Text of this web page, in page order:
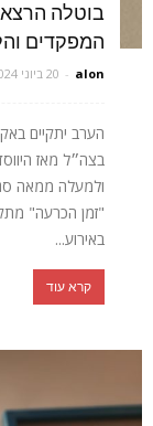
בוטלה
המפקדים
alon
- 20 ביוני 2024
ולמעלה ממאה
"זמן הכרעה"
באירוע...
קרא עוד